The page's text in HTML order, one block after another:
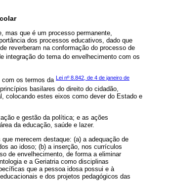
mas que é um processo permanente,
dos processos educativos, dado que
reverberam na conformação do processo de
integração do tema do envelhecimento com os
com os termos da Lei nº 8.842, de 4 de janeiro de
basilares do direito do cidadão,
colocando estes eixos como dever do Estado e
e gestão da política; e as ações
da educação, saúde e lazer.
merecem destaque: (a) a adequação de
ao idoso; (b) a inserção, nos currículos
de envelhecimento, de forma a eliminar
e a Geriatria como disciplinas
que a pessoa idosa possui e à
e dos projetos pedagógicos das